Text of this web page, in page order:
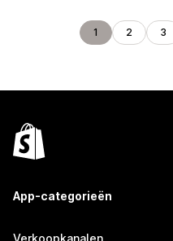
1 2 3
App-categorieën
Verkoopkanalen